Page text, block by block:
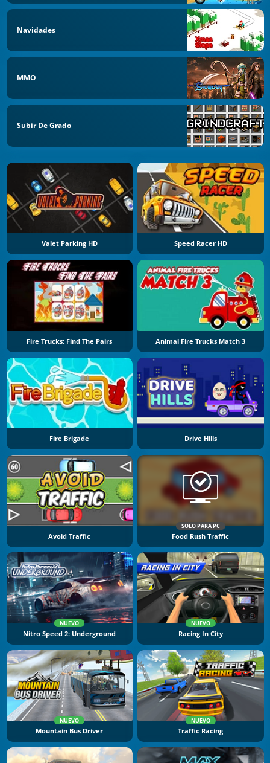
Navidades
MMO
Subir De Grado
Valet Parking HD Speed Racer HD
Fire Trucks: Find The Pairs Animal Fire Trucks Match 3
Fire Brigade Drive Hills
Avoid Traffic
SOLO PARA PC
Food Rush Traffic
NUEVO
Nitro Speed 2: Underground
NUEVO
Racing In City
NUEVO
Mountain Bus Driver
NUEVO
Traffic Racing